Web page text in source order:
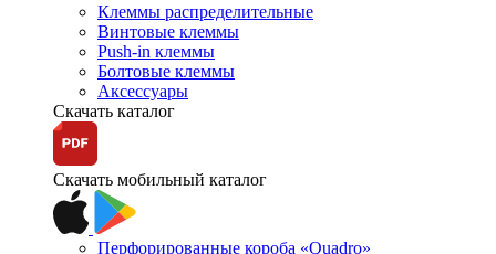
Клеммы распределительные
Винтовые клеммы
Push-in клеммы
Болтовые клеммы
Аксессуары
Скачать каталог
Скачать мобильный каталог
Перфорированные короба «Quadro»